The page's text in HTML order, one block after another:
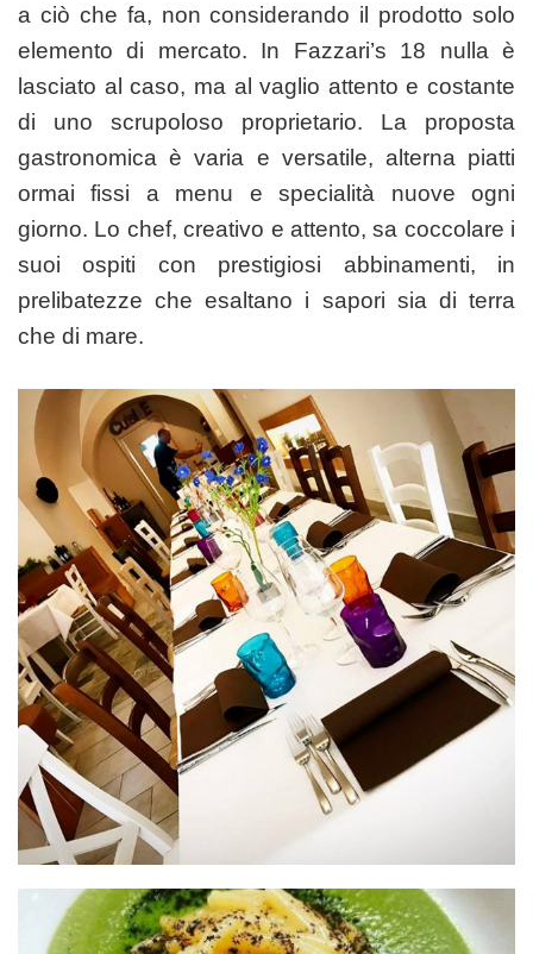
a ciò che fa, non considerando il prodotto solo
elemento di mercato. In Fazzari’s 18 nulla è
lasciato al caso, ma al vaglio attento e costante
di uno scrupoloso proprietario. La proposta
gastronomica è varia e versatile, alterna piatti
ormai fissi a menu e specialità nuove ogni
giorno. Lo chef, creativo e attento, sa coccolare i
suoi ospiti con prestigiosi abbinamenti, in
prelibatezze che esaltano i sapori sia di terra
che di mare.